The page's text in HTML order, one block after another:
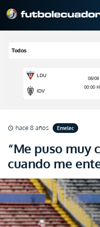
schedule hace 8 años Emelec
“Me puso muy
cuando me